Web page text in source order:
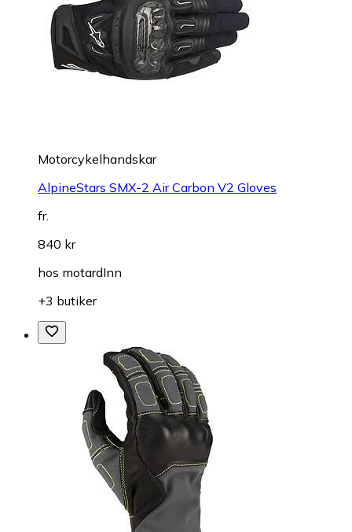
Motorcykelhandskar
AlpineStars SMX-2 Air Carbon V2 Gloves
fr.
840 kr
hos motardInn
+3 butiker